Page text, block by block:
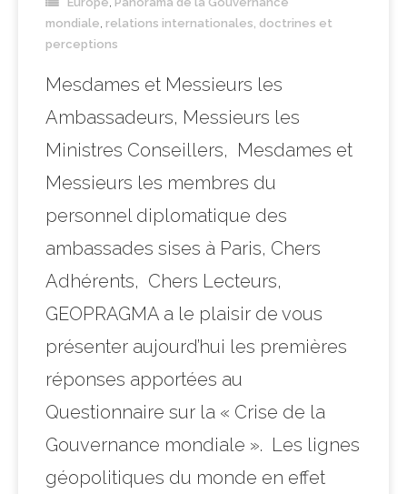
mondiale relations internationales, doctrines et
perceptions
Mesdames et Messieurs les
Ambassadeurs, Messieurs les
Ministres Conseillers, Mesdames et
Messieurs les membres du
personnel diplomatique des
ambassades sises à Paris, Chers
Adhérents, Chers Lecteurs,
GEOPRAGMA a le plaisir de vous
présenter aujourd’hui les premières
réponses apportées au
Questionnaire sur la « Crise de la
Gouvernance mondiale ». Les lignes
géopolitiques du monde en effet